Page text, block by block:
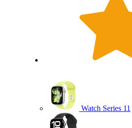
Watch Series 11